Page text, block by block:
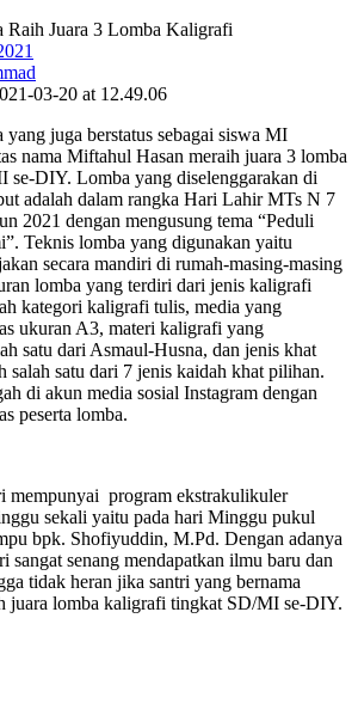
Raih Juara 3 Lomba Kaligrafi
yang juga berstatus sebagai siswa MI
nama Miftahul Hasan meraih juara 3 lomba
DIY. Lomba yang diselenggarakan di
adalah dalam rangka Hari Lahir MTs N 7
2021 dengan mengusung tema “Peduli
Teknis lomba yang digunakan yaitu
secara mandiri di rumah-masing-masing
lomba yang terdiri dari jenis kaligrafi
kategori kaligrafi tulis, media yang
ukuran A3, materi kaligrafi yang
satu dari Asmaul-Husna, dan jenis khat
salah satu dari 7 jenis kaidah khat pilihan.
di akun media sosial Instagram dengan
peserta lomba.
mempunyai program ekstrakulikuler
sekali yaitu pada hari Minggu pukul
bpk. Shofiyuddin, M.Pd. Dengan adanya
sangat senang mendapatkan ilmu baru dan
tidak heran jika santri yang bernama
juara lomba kaligrafi tingkat SD/MI se-DIY.